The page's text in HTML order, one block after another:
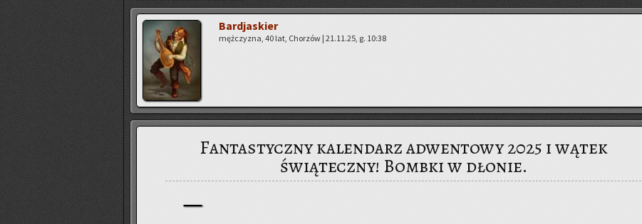
Bar­dja­skier
męż­czy­zna, 40 lat, Cho­rzów | 21.11.25, g. 10:38
Fantastyczny kalendarz adwentowy 2025 i wątek
świąteczny! Bombki w dłonie.